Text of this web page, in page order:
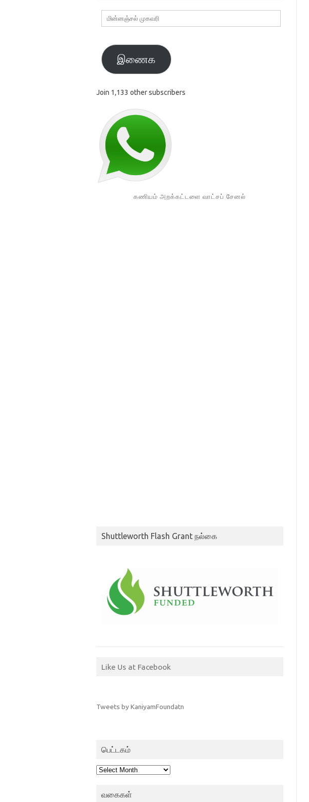
மின்னஞ்சல்
முகவரி
இணைக
Join 1,133 other subscribers
கணியம் அறக்கட்டளை வாட்சப் சேனல்
Shuttleworth Flash Grant நல்கை
Like Us at Facebook
Tweets by KaniyamFoundatn
பெட்டகம்
பெட்டகம்
வகைகள்